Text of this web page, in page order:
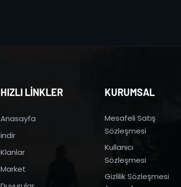
HIZLI LİNKLER
Anasayfa
indir
Klanlar
Market
KURUMSAL
Mesafeli Satış
Sözleşmesi
Kullanıcı
Sözleşmesi
Gizlilik Sözleşmesi